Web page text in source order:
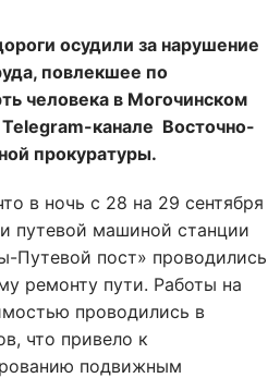
осудили за нарушение
повлекшее по
человека в Могочинском
канале Восточно-
прокуратуры.
в ночь с 28 на 29 сентября
путевой машиной станции
Путевой пост» проводились
ремонту пути. Работы на
проводились в
что привело к
подвижным